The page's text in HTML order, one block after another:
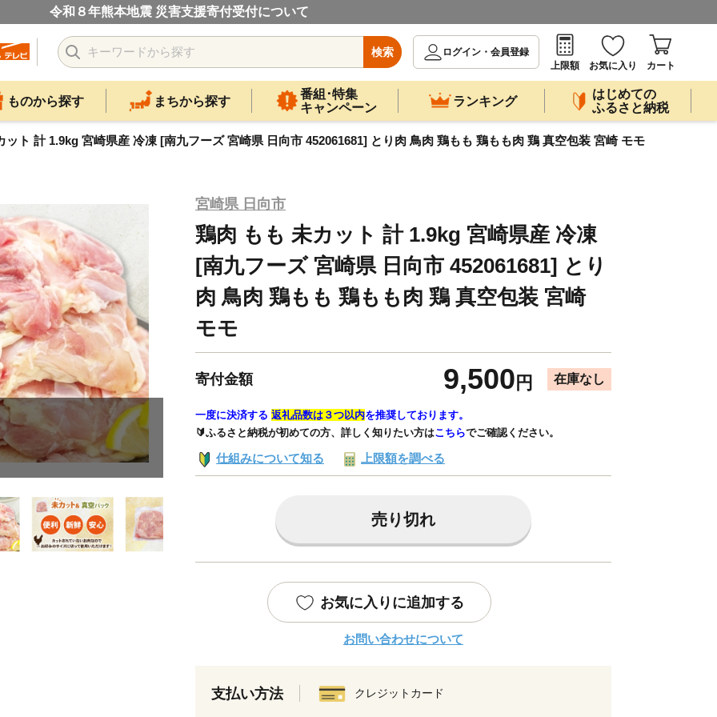
令和８年熊本地震 災害支援寄付受付について
検索
ログイン・会員登録
上限額
お気に入り カート
ものから探す まちから探す
番組･特集
キャンペーン
ランキング
はじめての
ふるさと納税
ット 計 1.9kg 宮崎県産 冷凍 [南九フーズ 宮崎県 日向市 452061681] とり肉 鳥肉 鶏もも 鶏もも肉 鶏 真空包装 宮崎 モモ
宮崎県 日向市
鶏肉 もも 未カット 計 1.9kg 宮崎県産 冷凍
[南九フーズ 宮崎県 日向市 452061681] とり
肉 鳥肉 鶏もも 鶏もも肉 鶏 真空包装 宮崎
モモ
寄付金額 9,500 円 在庫なし
一度に決済する 返礼品数は３つ以内を推奨しております。
🔰ふるさと納税が初めての方、詳しく知りたい方はこちらでご確認ください。
仕組みについて知る 上限額を調べる
売り切れ
お気に入りに追加する
お問い合わせについて
支払い方法 クレジットカード